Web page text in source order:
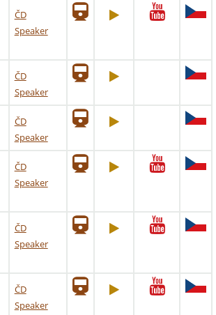
ČD
Speaker
ČD
Speaker
ČD
Speaker
ČD
Speaker
ČD
Speaker
ČD
Speaker